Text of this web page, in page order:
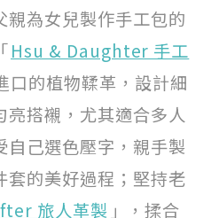
親為女兒製作手工包的
Hsu & Daughter 手工
口的植物鞣革，設計細
搭襯，尤其適合多人
自己選色壓字，親手製
套的美好過程；堅持老
旅人革製 」，揉合